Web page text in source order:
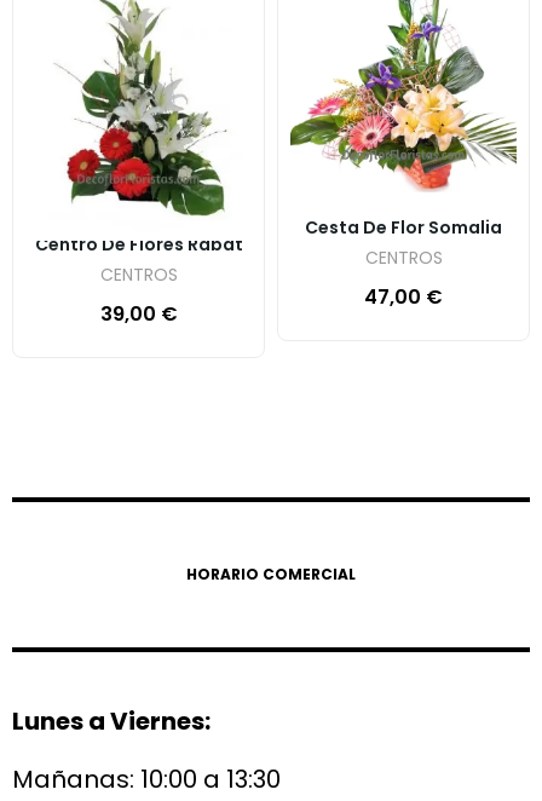
Centro De Flores Rabat
CENTROS
39,00 €
Cesta De Flor Somalia
CENTROS
47,00 €
HORARIO COMERCIAL
Lunes a Viernes:
Mañanas: 10:00 a 13:30